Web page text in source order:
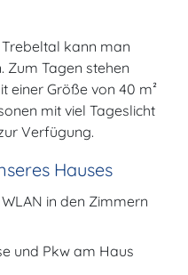
kann man
Zum Tagen stehen
einer Größe von 40 m²
mit viel Tageslicht
Verfügung.
Hauses
in den Zimmern
und Pkw am Haus